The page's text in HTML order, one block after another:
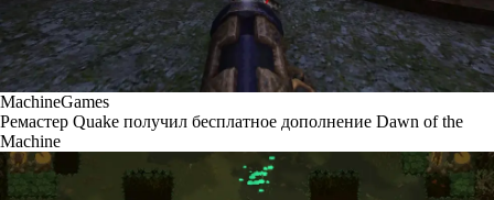
MachineGames
Ремастер Quake получил бесплатное дополнение Dawn of the
Machine